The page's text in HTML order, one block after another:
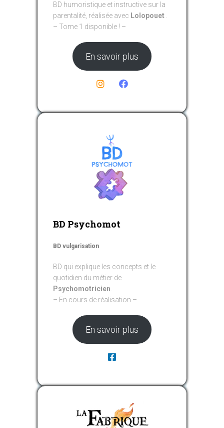
BD humoristique et instructive sur la
parentalité, réalisée avec Lolopouet .
– Tome 1 disponible ! –
En savoir plus
BD Psychomot
BD vulgarisation
BD qui explique les concepts et le
quotidien du métier de
Psychomotricien.
– En cours de réalisation –
En savoir plus